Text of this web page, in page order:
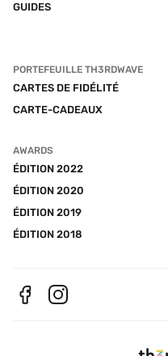
GUIDES
PORTEFEUILLE TH3RDWAVE
CARTES DE FIDÉLITÉ
CARTE-CADEAUX
AWARDS
ÉDITION 2022
ÉDITION 2020
ÉDITION 2019
ÉDITION 2018